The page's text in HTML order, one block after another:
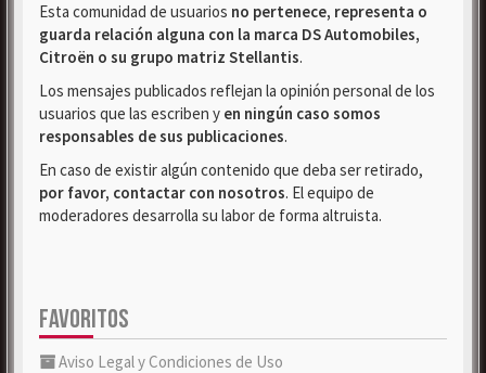
Esta comunidad de usuarios no pertenece, representa o
guarda relación alguna con la marca DS Automobiles,
Citroën o su grupo matriz Stellantis.
Los mensajes publicados reflejan la opinión personal de los
usuarios que las escriben y en ningún caso somos
responsables de sus publicaciones.
En caso de existir algún contenido que deba ser retirado,
por favor, contactar con nosotros. El equipo de
moderadores desarrolla su labor de forma altruista.
FAVORITOS
Aviso Legal y Condiciones de Uso